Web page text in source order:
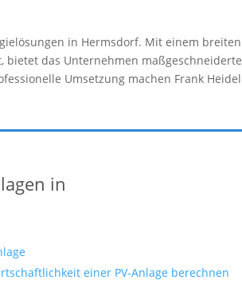
in Hermsdorf. Mit einem breiten
bietet das Unternehmen maßgeschneiderte
Umsetzung machen Frank Heidel
in
einer PV-Anlage berechnen